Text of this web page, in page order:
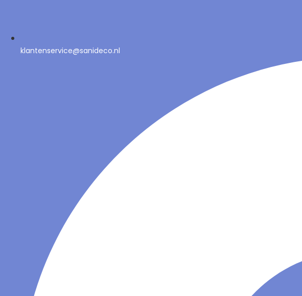
klantenservice@sanideco.nl